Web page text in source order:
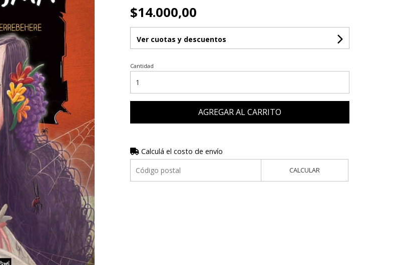
$14.000,00
Ver cuotas y descuentos
Cantidad
AGREGAR AL CARRITO
Calculá el costo de envío
CALCULAR